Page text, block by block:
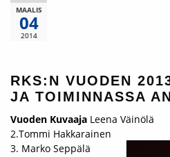
MAALIS
04
2014
RKS:N VUODEN
JA TOIMINNASSA
Vuoden Kuvaaja Leena Väinölä
2.Tommi Hakkarainen
3. Marko Seppälä